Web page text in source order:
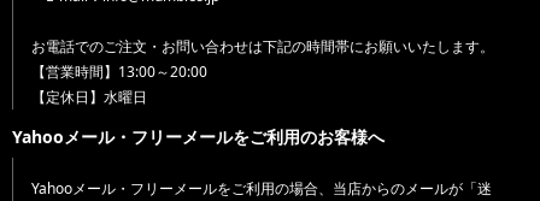
お電話でのご注文・お問い合わせは下記の時間帯にお願いいたします。
【営業時間】13:00～20:00
【定休日】水曜日
Yahooメール・フリーメールをご利用のお客様へ
Yahooメール・フリーメールをご利用の場合、当店からのメールが「迷